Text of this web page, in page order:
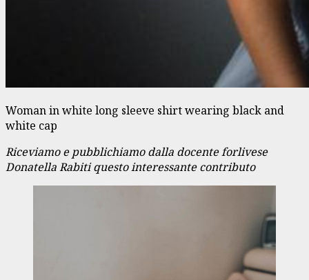
Woman in white long sleeve shirt wearing black and
white cap
Riceviamo e pubblichiamo dalla docente forlivese
Donatella Rabiti questo interessante contributo